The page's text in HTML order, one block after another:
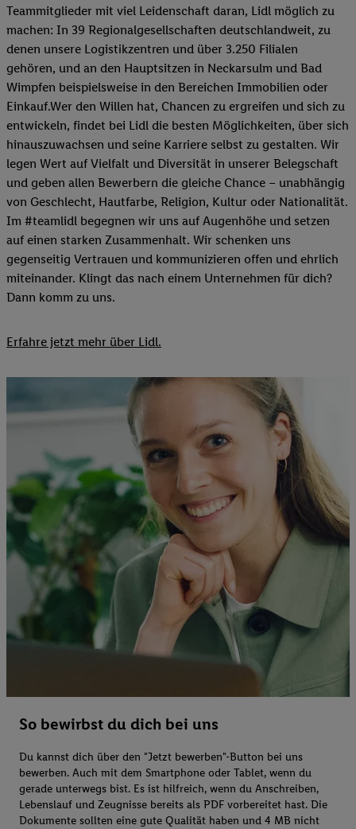
Teammitglieder mit viel Leidenschaft daran, Lidl möglich zu
machen: In 39 Regionalgesellschaften deutschlandweit, zu
denen unsere Logistikzentren und über 3.250 Filialen
gehören, und an den Hauptsitzen in Neckarsulm und Bad
Wimpfen beispielsweise in den Bereichen Immobilien oder
Einkauf.Wer den Willen hat, Chancen zu ergreifen und sich zu
entwickeln, findet bei Lidl die besten Möglichkeiten, über sich
hinauszuwachsen und seine Karriere selbst zu gestalten. Wir
legen Wert auf Vielfalt und Diversität in unserer Belegschaft
und geben allen Bewerbern die gleiche Chance – unabhängig
von Geschlecht, Hautfarbe, Religion, Kultur oder Nationalität.
Im #teamlidl begegnen wir uns auf Augenhöhe und setzen
auf einen starken Zusammenhalt. Wir schenken uns
gegenseitig Vertrauen und kommunizieren offen und ehrlich
miteinander. Klingt das nach einem Unternehmen für dich?
Dann komm zu uns.​
Erfahre jetzt mehr über Lidl.
So bewirbst du dich bei uns
Du kannst dich über den "Jetzt bewerben"-Button bei uns
bewerben. Auch mit dem Smartphone oder Tablet, wenn du
gerade unterwegs bist. Es ist hilfreich, wenn du Anschreiben,
Lebenslauf und Zeugnisse bereits als PDF vorbereitet hast. Die
Dokumente sollten eine gute Qualität haben und 4 MB nicht